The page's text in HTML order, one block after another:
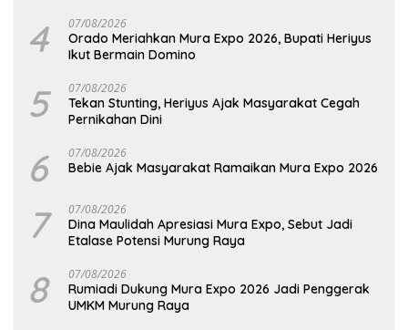
4 07/08/2026
Orado Meriahkan Mura Expo 2026, Bupati Heriyus
Ikut Bermain Domino
5 07/08/2026
Tekan Stunting, Heriyus Ajak Masyarakat Cegah
Pernikahan Dini
6 07/08/2026
Bebie Ajak Masyarakat Ramaikan Mura Expo 2026
7 07/08/2026
Dina Maulidah Apresiasi Mura Expo, Sebut Jadi
Etalase Potensi Murung Raya
8 07/08/2026
Rumiadi Dukung Mura Expo 2026 Jadi Penggerak
UMKM Murung Raya